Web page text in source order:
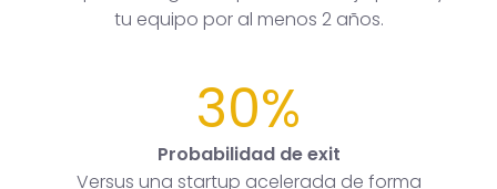
tu equipo por al menos 2 años.
30%
Probabilidad de exit
Versus una startup acelerada de forma